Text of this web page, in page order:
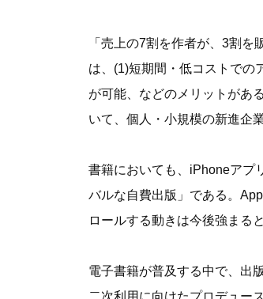
「売上の7割を作者が、3割
は、(1)短期間・低コストでの
が可能、などのメリットがあ
いて、個人・小規模の新進企
書籍においても、iPhoneアプ
バルな自費出版」である。
ロールする動きは今後強まる
電子書籍が普及する中で、出
二次利用に向けたプロデュー